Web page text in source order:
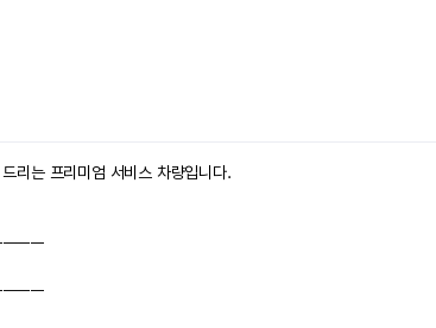
리는 프리미엄 서비스 차량입니다.
ㅡㅡ
ㅡㅡ